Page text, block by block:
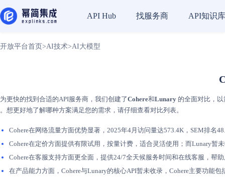
API Hub 找服务商 API知识库
开放平台首页 >AI技术>AI大模型
为更快的找到合适的API服务商，我们创建了Cohere和Lunary 的全面对比，
。想更好地了解哪种方案满足您的需求，请仔细查看对比列表。
Cohere在网络流量方面优势显著，2025年4月访问量达573.4K，SEM排名
Cohere在定价方面提供有限试用，按量计费，适合灵活使用；而Lunary暂
Cohere在客服支持方面更全面，提供24/7全天候服务时间和在线客服，帮
在产品能力方面，Cohere与Lunary的核心API暂未收录，Cohere主要功能